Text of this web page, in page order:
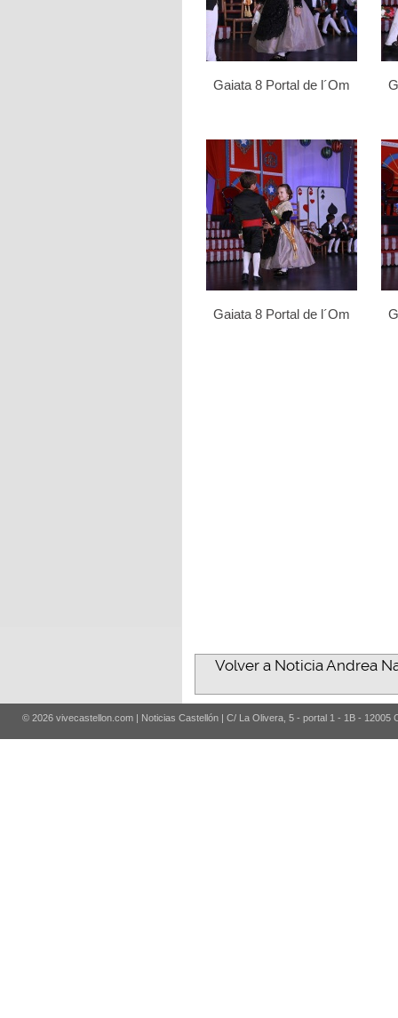
Gaiata 8 Portal de l´Om
Gaiata 8 Portal de l´Om
Volver a Noticia Andrea
© 2026 vivecastellon.com | Noticias Castellón | C/ La Olivera, 5 - portal 1 - 1B - 12005